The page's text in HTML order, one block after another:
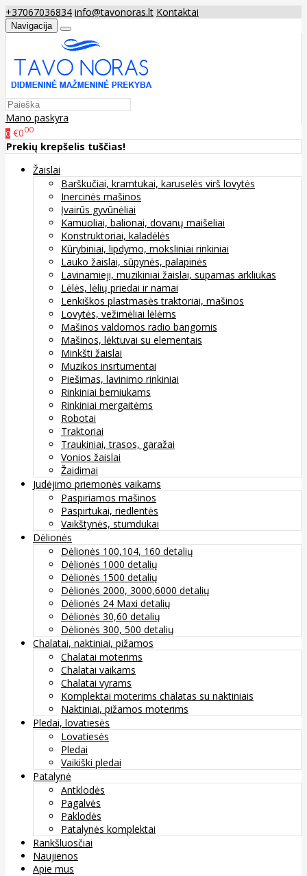
+37067036834 info@tavonoras.lt Kontaktai
Navigacija
Mano paskyra
0 €000
Prekių krepšelis tuščias!
Žaislai
Barškučiai, kramtukai, karuselės virš lovytės
Inercinės mašinos
Įvairūs gyvūnėliai
Kamuoliai, balionai, dovanų maišeliai
Konstruktoriai, kaladėlės
Kūrybiniai, lipdymo, moksliniai rinkiniai
Lauko žaislai, sūpynės, palapinės
Lavinamieji, muzikiniai žaislai, supamas arkliukas
Lėlės, lėlių priedai ir namai
Lenkiškos plastmasės traktoriai, mašinos
Lovytės, vežimėliai lėlėms
Mašinos valdomos radio bangomis
Mašinos, lėktuvai su elementais
Minkšti žaislai
Muzikos insrtumentai
Piešimas, lavinimo rinkiniai
Rinkiniai berniukams
Rinkiniai mergaitėms
Robotai
Traktoriai
Traukiniai, trasos, garažai
Vonios žaislai
Žaidimai
Judėjimo priemonės vaikams
Paspiriamos mašinos
Paspirtukai, riedlentės
Vaikštynės, stumdukai
Dėlionės
Dėlionės 100,104, 160 detalių
Dėlionės 1000 detalių
Dėlionės 1500 detalių
Dėlionės 2000, 3000,6000 detalių
Dėlionės 24 Maxi detalių
Dėlionės 30,60 detalių
Dėlionės 300, 500 detalių
Chalatai, naktiniai, pižamos
Chalatai moterims
Chalatai vaikams
Chalatai vyrams
Komplektai moterims chalatas su naktiniais
Naktiniai, pižamos moterims
Pledai, lovatiesės
Lovatiesės
Pledai
Vaikiški pledai
Patalynė
Antklodės
Pagalvės
Paklodės
Patalynės komplektai
Rankšluosčiai
Naujienos
Apie mus